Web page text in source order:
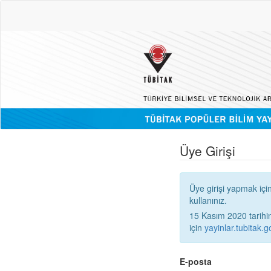
Üye Girişi
Üye girişi yapmak için
kullanınız.
15 Kasım 2020
için
E-posta